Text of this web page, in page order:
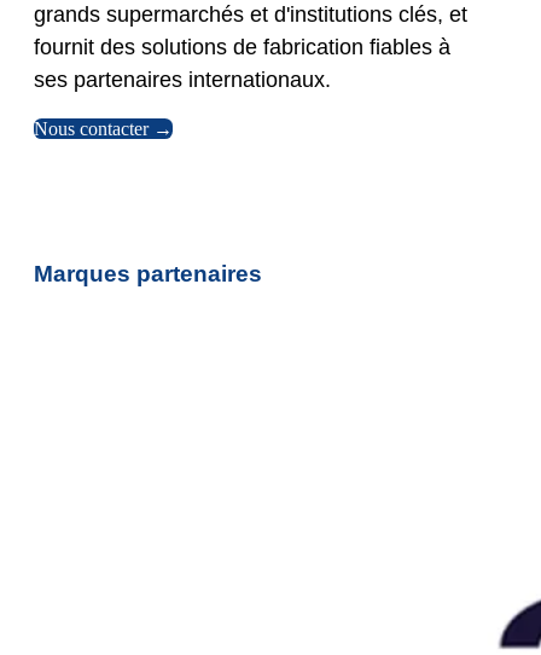
grands supermarchés et d'institutions clés, et
fournit des solutions de fabrication fiables à
ses partenaires internationaux.
Nous contacter →
Marques partenaires